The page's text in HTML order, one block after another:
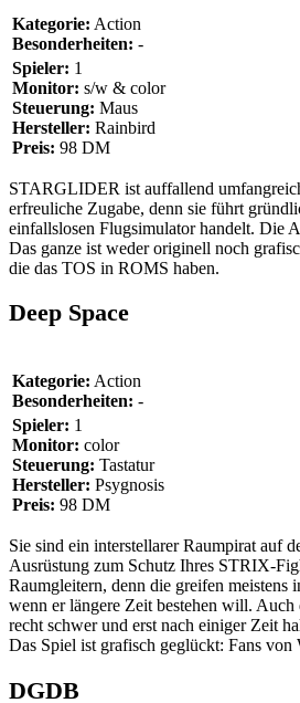
Kategorie: Action
Besonderheiten: -
Spieler: 1
Monitor: s/w & color
Steuerung: Maus
Hersteller: Rainbird
Preis: 98 DM
STARGLIDER ist auffallend
erfreuliche Zugabe, denn sie führt
einfallslosen Flugsimulator handelt. Die
Das ganze ist weder originell noch
die das TOS in ROMS haben.
Deep Space
Kategorie: Action
Besonderheiten: -
Spieler: 1
Monitor: color
Steuerung: Tastatur
Hersteller: Psygnosis
Preis: 98 DM
Sie sind ein interstellarer Raumpirat auf
Ausrüstung zum Schutz Ihres STRIX-
Raumgleitern, denn die greifen meistens
wenn er längere Zeit bestehen will.
recht schwer und erst nach einiger Zeit
Das Spiel ist grafisch geglückt: Fans von
DGDB